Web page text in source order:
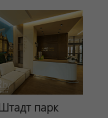
парк